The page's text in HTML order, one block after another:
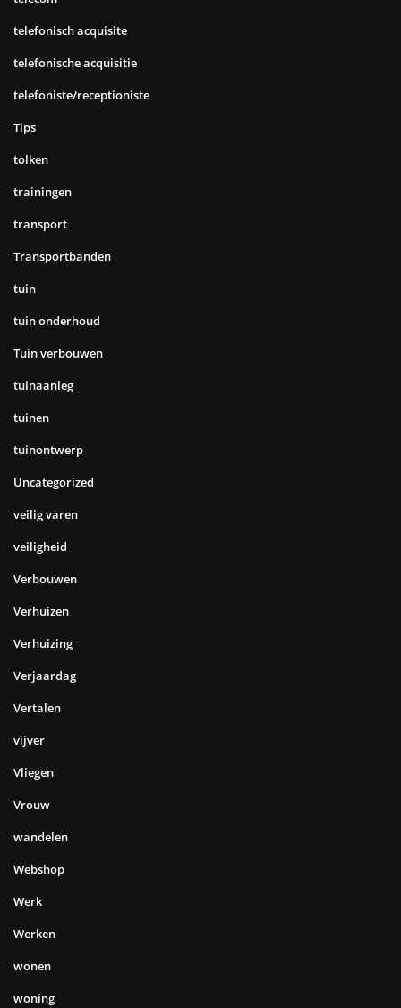
telefonisch acquisite
telefonische acquisitie
telefoniste/receptioniste
Tips
tolken
trainingen
transport
Transportbanden
tuin
tuin onderhoud
Tuin verbouwen
tuinaanleg
tuinen
tuinontwerp
Uncategorized
veilig varen
veiligheid
Verbouwen
Verhuizen
Verhuizing
Verjaardag
Vertalen
vijver
Vliegen
Vrouw
wandelen
Webshop
Werk
Werken
wonen
woning